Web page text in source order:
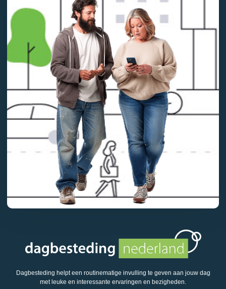
Dagbesteding helpt een routinematige invulling te geven aan jouw dag
met leuke en interessante ervaringen en bezigheden.